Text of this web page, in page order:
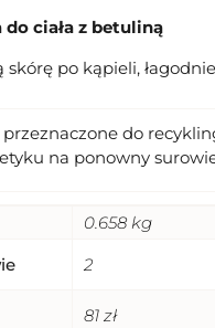
do ciała z betuliną
po kąpieli,
do
na ponowny
0.658 kg
2
81 zł